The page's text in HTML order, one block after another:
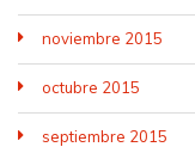
noviembre 2015
octubre 2015
septiembre 2015